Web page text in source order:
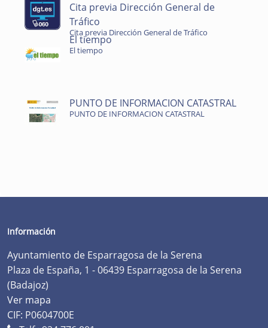
Cita previa Dirección General de
Tráfico
Cita previa Dirección General de Tráfico
El tiempo
El tiempo
PUNTO DE INFORMACION CATASTRAL
PUNTO DE INFORMACION CATASTRAL
Información
Ayuntamiento de Esparragosa de la Serena
Plaza de España, 1 - 06439 Esparragosa de la Serena
(Badajoz)
Ver mapa
CIF: P0604700E